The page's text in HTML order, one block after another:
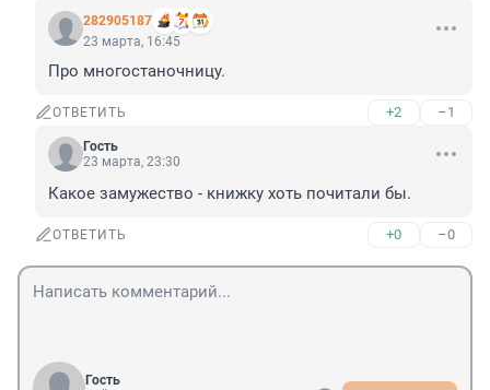
282905187
23 марта, 16:45
Про многостаночницу.
ОТВЕТИТЬ +2 –1
Гость
23 марта, 23:30
Какое замужество - книжку хоть почитали бы.
ОТВЕТИТЬ +0 –0
Гость